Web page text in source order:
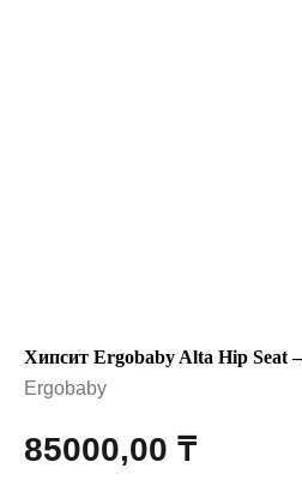
Хипсит Ergobaby Alta Hip Seat
Ergobaby
85000,00 ₸